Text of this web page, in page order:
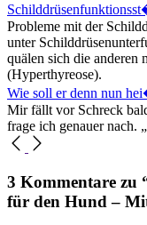
Probleme mit der
unter
quälen sich die anderen
(Hyperthyreose).
Wie soll er denn nun
Mir fällt vor Schreck
frage ich genauer nach.
3 Kommentare zu
für den Hund –